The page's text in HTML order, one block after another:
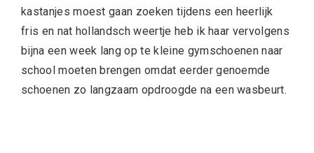
kastanjes moest gaan zoeken tijdens een heerlijk
fris en nat hollandsch weertje heb ik haar vervolgens
bijna een week lang op te kleine gymschoenen naar
school moeten brengen omdat eerder genoemde
schoenen zo langzaam opdroogde na een wasbeurt.